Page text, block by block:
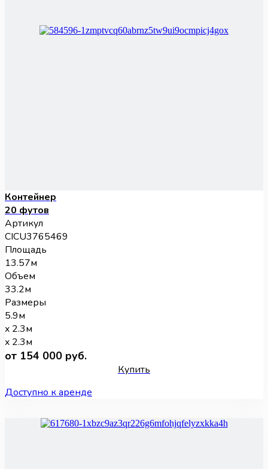
Контейнер
20 футов
Артикул
CICU3765469
Площадь
13.57м
Объем
33.2м
Размеры
5.9м
x 2.3м
x 2.3м
от 154 000 руб.
Купить
Доступно к аренде